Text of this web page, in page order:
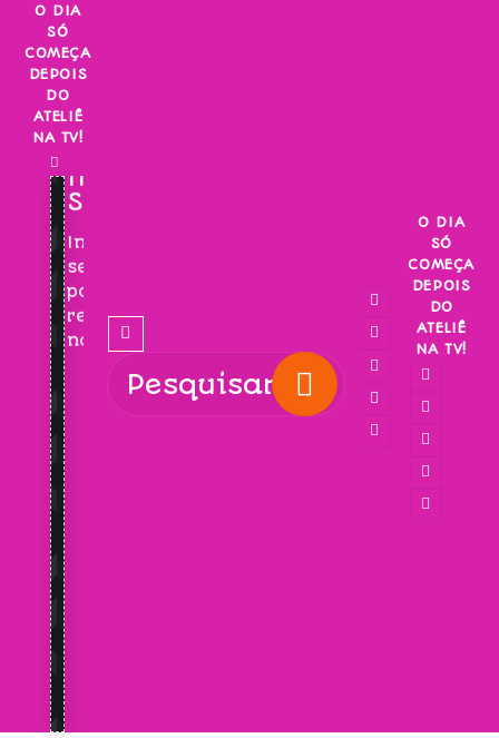
Skip
content
O DIA
SÓ
COMEÇA
DEPOIS
DO
ATELIÊ
NA TV!
INSCREVA-
SE!
Inscreva-
se
para
receber
novidades!
O DIA
SÓ
COMEÇA
DEPOIS
DO
ATELIÊ
NA TV!